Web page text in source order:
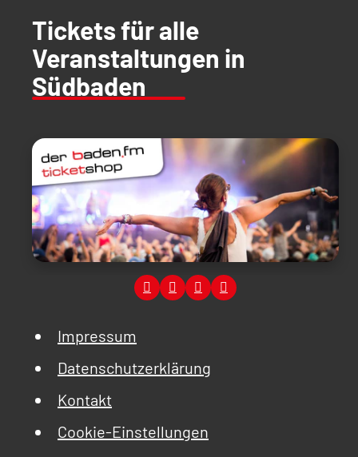
Tickets für alle
Veranstaltungen in
Südbaden
Impressum
Datenschutzerklärung
Kontakt
Cookie-Einstellungen